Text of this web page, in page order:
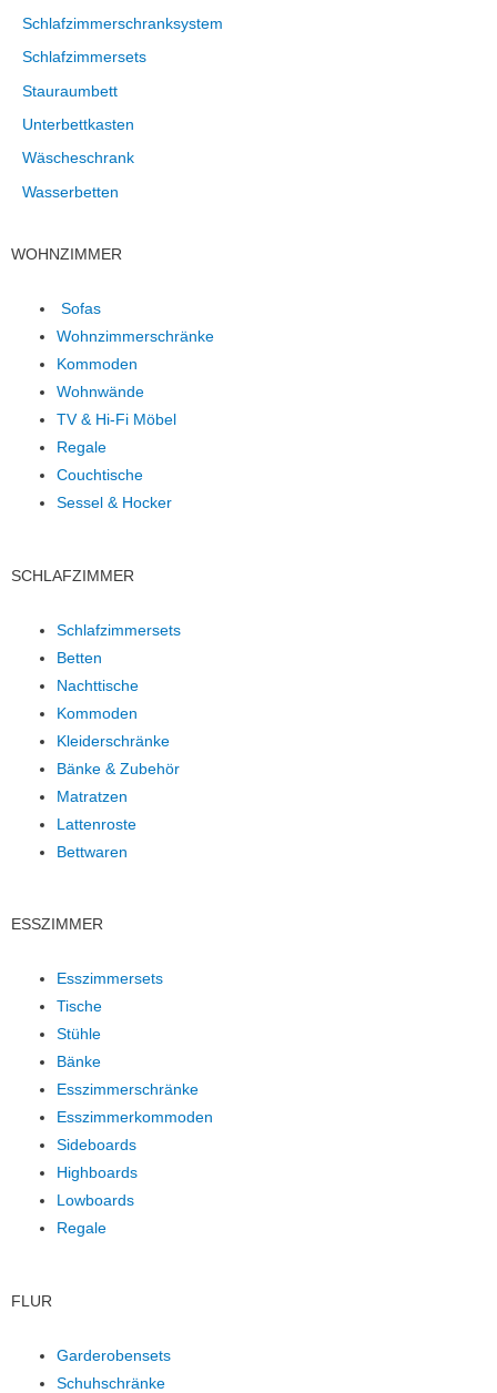
Schlafzimmerschranksystem
Schlafzimmersets
Stauraumbett
Unterbettkasten
Wäscheschrank
Wasserbetten
WOHNZIMMER
Sofas
Wohnzimmerschränke
Kommoden
Wohnwände
TV & Hi-Fi Möbel
Regale
Couchtische
Sessel & Hocker
SCHLAFZIMMER
Schlafzimmersets
Betten
Nachttische
Kommoden
Kleiderschränke
Bänke & Zubehör
Matratzen
Lattenroste
Bettwaren
ESSZIMMER
Esszimmersets
Tische
Stühle
Bänke
Esszimmerschränke
Esszimmerkommoden
Sideboards
Highboards
Lowboards
Regale
FLUR
Garderobensets
Schuhschränke